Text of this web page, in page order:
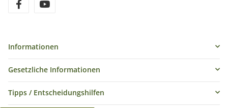
Informationen
Gesetzliche Informationen
Tipps / Entscheidungshilfen